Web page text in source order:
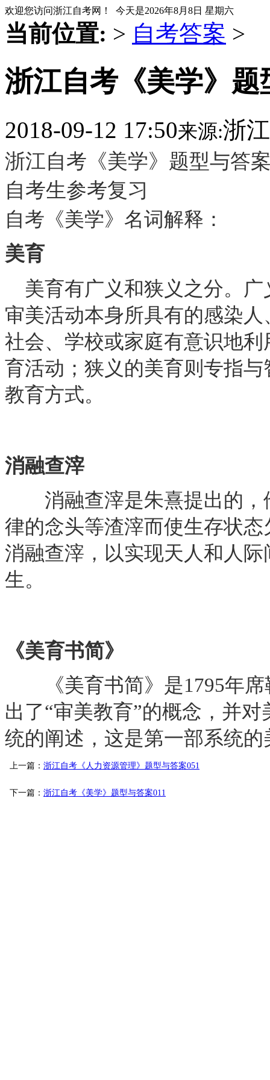
欢迎您访问浙江自考网！ 今天是2026年8月8日 星期六
当前位置: > 自考答案 >
浙江自考《美学》题
2018-09-12 17:50来源:浙
浙江自考《美学》题型与答
自考生参考复习
自考《美学》名词解释：
美育
美育有广义和狭义之分。广
审美活动本身所具有的感染
社会、学校或家庭有意识地
育活动；狭义的美育则专指
教育方式。
消融查滓
消融查滓是朱熹提出的，
律的念头等渣滓而使生存状
消融查滓，以实现天人和人
生。
《美育书简》
《美育书简》是1795年席
出了“审美教育”的概念，并
统的阐述，这是第一部系统的
上一篇： 浙江自考《人力资源管理》题型与答案051
下一篇： 浙江自考《美学》题型与答案011